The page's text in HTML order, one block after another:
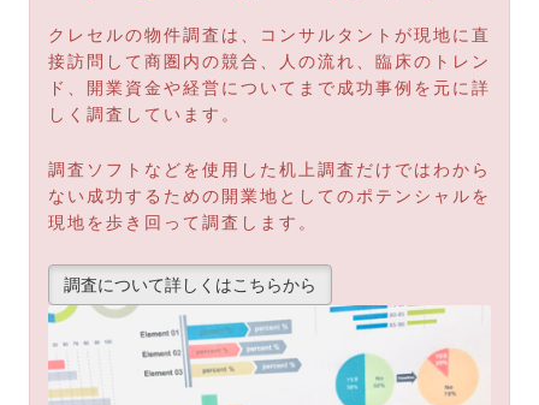
クレセルの物件調査は、コンサルタントが現地に直
接訪問して商圏内の競合、人の流れ、臨床のトレン
ド、開業資金や経営についてまで成功事例を元に詳
しく調査しています。
調査ソフトなどを使用した机上調査だけではわから
ない成功するための開業地としてのポテンシャルを
現地を歩き回って調査します。
調査について詳しくはこちらから